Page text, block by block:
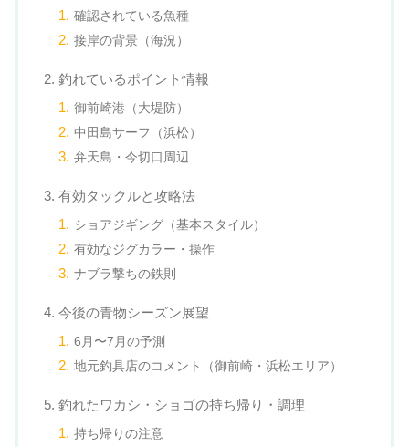
確認されている魚種
接岸の背景（海況）
2. 釣れているポイント情報
御前崎港（大堤防）
中田島サーフ（浜松）
弁天島・今切口周辺
3. 有効タックルと攻略法
ショアジギング（基本スタイル）
有効なジグカラー・操作
ナブラ撃ちの鉄則
4. 今後の青物シーズン展望
6月〜7月の予測
地元釣具店のコメント（御前崎・浜松エリア）
5. 釣れたワカシ・ショゴの持ち帰り・調理
持ち帰りの注意